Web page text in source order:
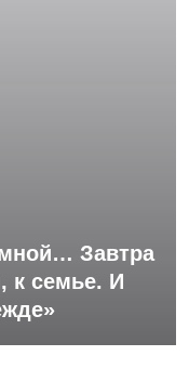
Завтра
к семье. И